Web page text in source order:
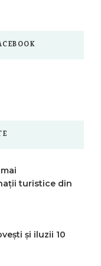
turistice din
și iluzii 10